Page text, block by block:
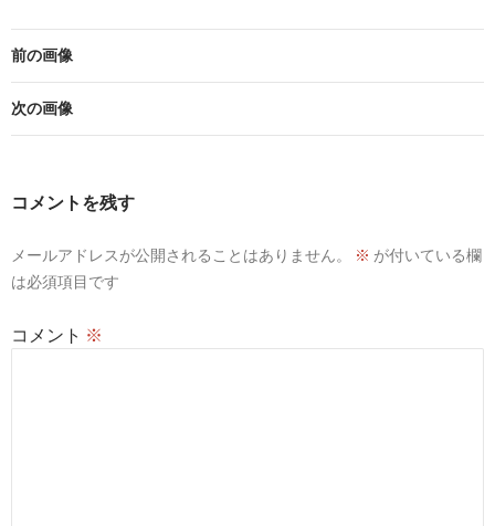
前の画像
次の画像
コメントを残す
メールアドレスが公開されることはありません。 ※ が付いている欄
は必須項目です
コメント ※